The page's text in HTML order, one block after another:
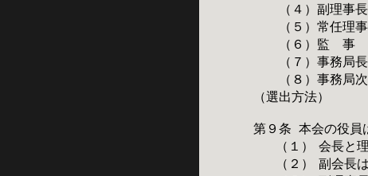
（４）副理事
（５）常任理
（６）監
（７）事務局
（８）事務局
（選出方法）
第９条 本会の役員
（１）
会長と
（２）
副会長